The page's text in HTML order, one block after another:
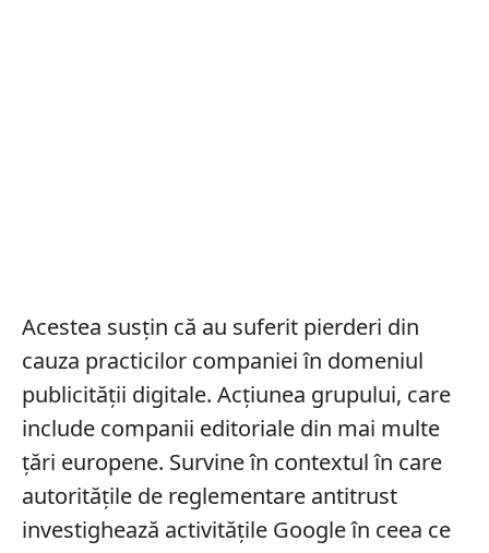
Acestea susțin că au suferit pierderi din
cauza practicilor companiei în domeniul
publicității digitale. Acțiunea grupului, care
include companii editoriale din mai multe
țări europene. Survine în contextul în care
autoritățile de reglementare antitrust
investighează activitățile Google în ceea ce